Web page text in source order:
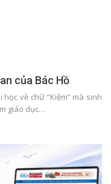
của Bác Hồ
về chữ “Kiệm” mà sinh
giáo dục…